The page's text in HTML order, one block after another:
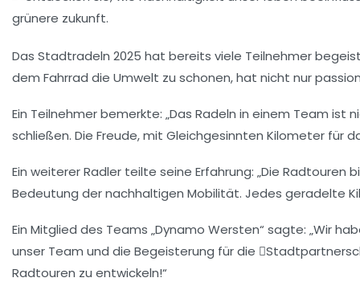
Das Stadtradeln 2025 hat bereits viele Teilnehmer
dem Fahrrad die Umwelt zu schonen, hat nicht nur
Ein Teilnehmer bemerkte: „Das Radeln in einem Team
schließen. Die Freude, mit Gleichgesinnten Kilometer für
Ein weiterer Radler teilte seine Erfahrung: „Die
Bedeutung dernachhaltigen Mobilität. Jedes geradelte
Ein Mitglied des Teams „Dynamo Wersten“ sagte: „Wir
unser Team und die Begeisterung für die 
Radtouren zu entwickeln!“